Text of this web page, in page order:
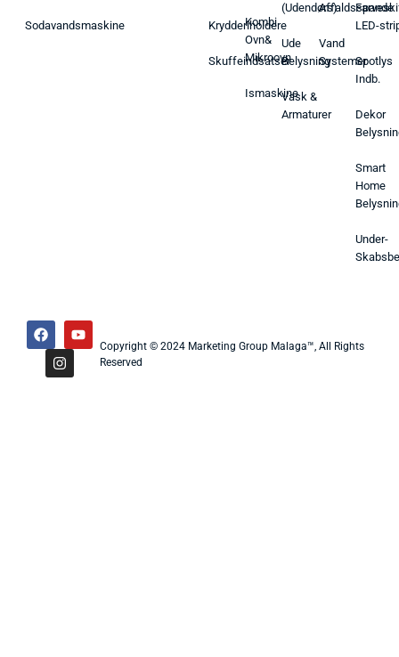
Sodavandsmaskine Krydderiholdere
Skuffeindsatser
Kombi
Ovn&
Mikroovn
Ismaskine
(Udendørs)
Ude
Belysning
Vask &
Armaturer
Affaldsspande
Vand
Systemer
LED-
Spotlys
Indb.
Dekor
Smart
Home
Under-
Copyright © 2024 Marketing Group Malaga™, All Rights
Reserved